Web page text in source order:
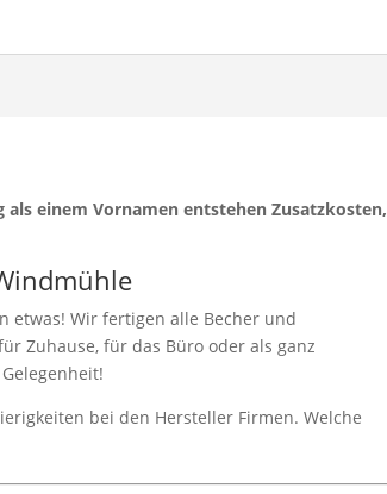
einem Vornamen entstehen Zusatzkosten,
etwas! Wir fertigen alle Becher und
Zuhause, für das Büro oder als ganz
bei den Hersteller Firmen. Welche